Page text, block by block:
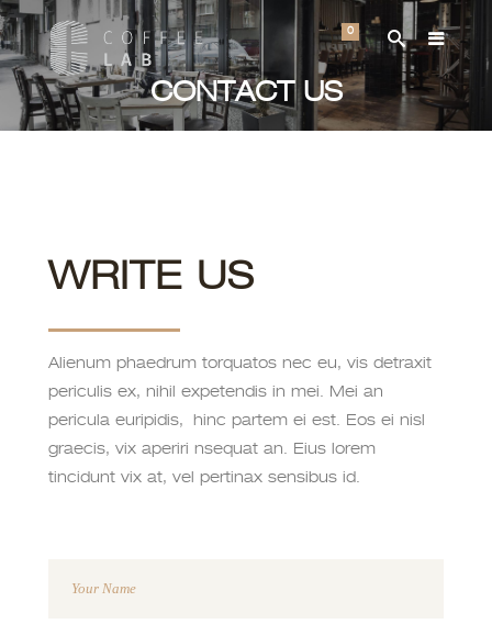
0
CONTACT US
WRITE US
Alienum phaedrum torquatos nec eu, vis detraxit
periculis ex, nihil expetendis in mei. Mei an
pericula euripidis, hinc partem ei est. Eos ei nisl
graecis, vix aperiri nsequat an. Eius lorem
tincidunt vix at, vel pertinax sensibus id.